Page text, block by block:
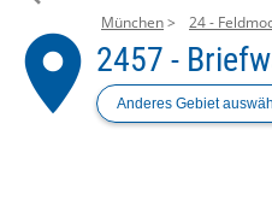
place
München 24 -
2457 -
Anderes Gebiet